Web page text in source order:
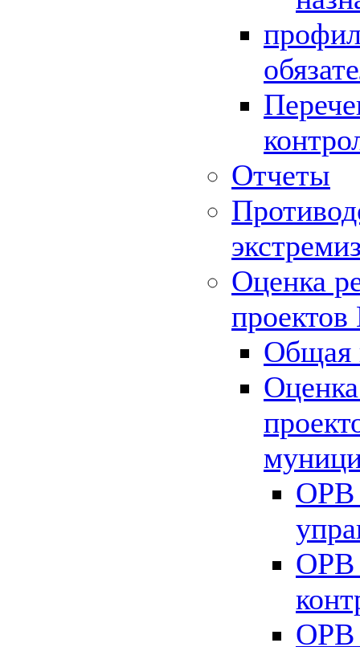
Отчеты
Оценка
Общая
ОРВ
ОРВ
ОРВ